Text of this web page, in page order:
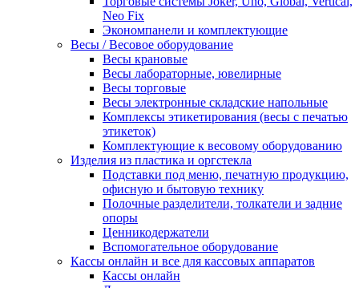
Neo Fix
Экономпанели и комплектующие
Весы / Весовое оборудование
Весы крановые
Весы лабораторные, ювелирные
Весы торговые
Весы электронные складские напольные
Комплексы этикетирования (весы с печатью
этикеток)
Комплектующие к весовому оборудованию
Изделия из пластика и оргстекла
Подставки под меню, печатную продукцию,
офисную и бытовую технику
Полочные разделители, толкатели и задние
опоры
Ценникодержатели
Вспомогательное оборудование
Кассы онлайн и все для кассовых аппаратов
Кассы онлайн